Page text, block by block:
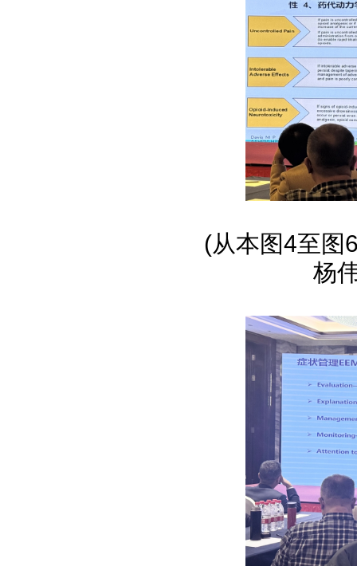
(从本图4至图
杨